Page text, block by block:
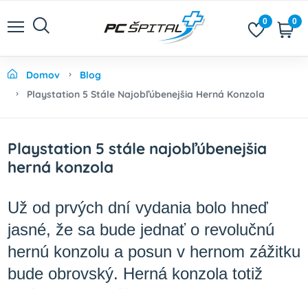
0 0
Domov
Blog
Playstation 5 Stále Najobľúbenejšia Herná Konzola
Playstation 5 stále najobľúbenejšia
herná konzola
Už od prvých dní vydania bolo hneď
jasné, že sa bude jednať o revolučnú
hernú konzolu a posun v hernom zážitku
bude obrovský. Herná konzola totiž